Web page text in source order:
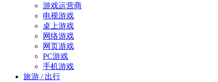
游戏运营商
电视游戏
桌上游戏
网络游戏
网页游戏
PC游戏
手机游戏
旅游 / 出行